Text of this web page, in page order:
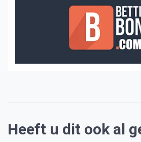
Heeft u dit ook al